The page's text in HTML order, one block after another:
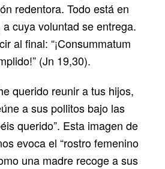
redentora. Todo está en
cuya voluntad se entrega.
al final: “¡Consummatum
(Jn 19,30).
querido reunir a tus hijos,
a sus pollitos bajo las
querido”. Esta imagen de
evoca el “rostro femenino
una madre recoge a sus